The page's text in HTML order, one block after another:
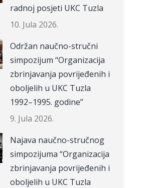
radnoj posjeti UKC Tuzla
10. Jula 2026.
Održan naučno-stručni
simpozijum “Organizacija
zbrinjavanja povrijeđenih i
oboljelih u UKC Tuzla
1992–1995. godine”
9. Jula 2026.
Najava naučno-stručnog
simpozijuma “Organizacija
zbrinjavanja povrijeđenih i
oboljelih u UKC Tuzla